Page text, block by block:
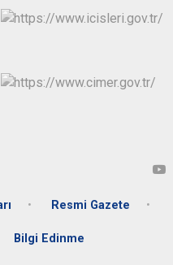
Resmi Gazete
Bilgi Edinme